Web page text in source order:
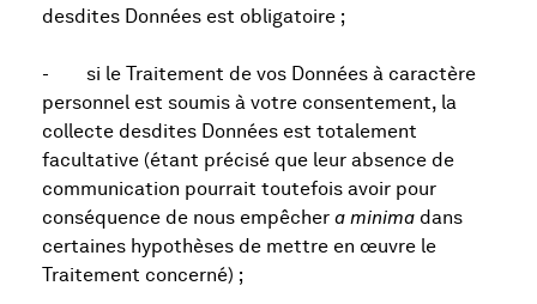
desdites Données est obligatoire ;
- si le Traitement de vos Données à caractère
personnel est soumis à votre consentement, la
collecte desdites Données est totalement
facultative (étant précisé que leur absence de
communication pourrait toutefois avoir pour
conséquence de nous empêcher a minima dans
certaines hypothèses de mettre en œuvre le
Traitement concerné) ;